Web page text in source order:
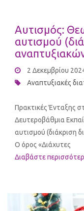
Αυτισμός:
αυτισμού
2 Δεκεμβρίου
Αναπτυξιακές
Πρακτικές Ένταξης
Δευτεροβάθμια
αυτισμού (διάκριση
Ο όρος «Διάχυτες
Διαβάστε